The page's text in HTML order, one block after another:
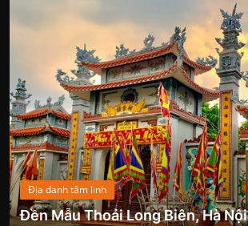
Địa danh tâm linh
Đền Mẫu Thoải Long Biên, Hà Nội